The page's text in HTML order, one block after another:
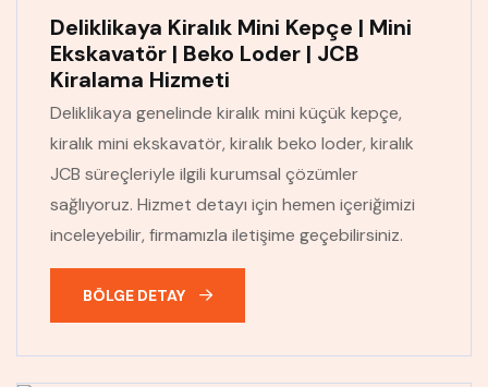
Deliklikaya Kiralık Mini Kepçe | Mini
Ekskavatör | Beko Loder | JCB
Kiralama Hizmeti
Deliklikaya genelinde kiralık mini küçük kepçe,
kiralık mini ekskavatör, kiralık beko loder, kiralık
JCB süreçleriyle ilgili kurumsal çözümler
sağlıyoruz. Hizmet detayı için hemen içeriğimizi
inceleyebilir, firmamızla iletişime geçebilirsiniz.
BÖLGE DETAY